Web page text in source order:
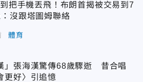
把手機丟飛！布朗首揭被交易到7
沒跟塔圖姆聯絡
體育
」張海漢驚傳68歲驟逝 昔合唱
更好〉引追憶